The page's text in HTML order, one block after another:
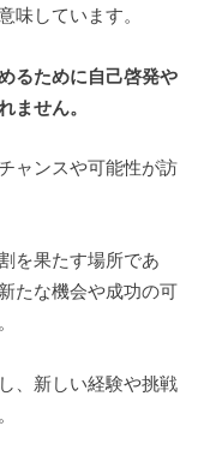
味しています。
るために自己啓発や
ません。
ャンスや可能性が訪
を果たす場所であ
たな機会や成功の可
、新しい経験や挑戦